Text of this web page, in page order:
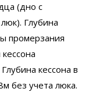
(дно с
Глубина
промерзания
кессона в
без учета люка.